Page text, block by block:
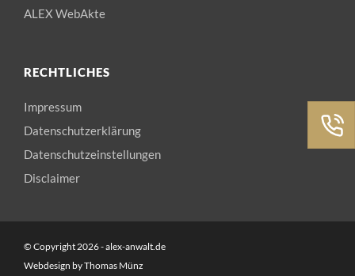
ALEX WebAkte
RECHTLICHES
Impressum
Datenschutzerklärung
Datenschutzeinstellungen
Disclaimer
© Copyright 2026 - alex-anwalt.de
Webdesign byThomas Münz